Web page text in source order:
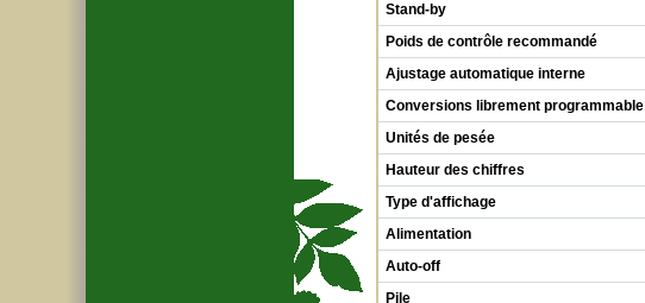
Stand-by
Poids de contrôle recommandé
Ajustage automatique interne
Conversions librement programmable
Unités de pesée
Hauteur des chiffres
Type d'affichage
Alimentation
Auto-off
Pile